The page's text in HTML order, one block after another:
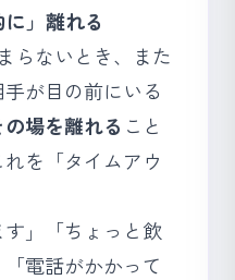
」離れる
らないとき、また
が目の前にいる
場を離れる こと
を「タイムアウ
す」「ちょっと飲
電話がかかって